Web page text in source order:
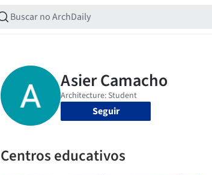
Seguir
Centros educativos